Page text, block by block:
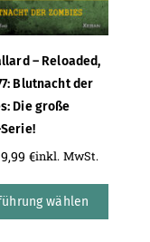
– Reloaded,
Blutnacht der
Die große
9,99 €inkl. MwSt.
wählen